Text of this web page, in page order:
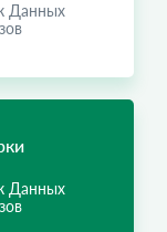
Данных
Данных